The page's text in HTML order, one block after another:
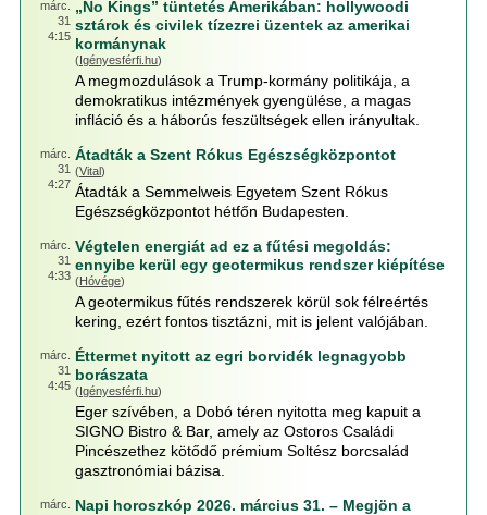
márc.
31
4:15
„No Kings” tüntetés Amerikában: hollywoodi
sztárok és civilek tízezrei üzentek az amerikai
kormánynak
(Igényesférfi.hu)
A megmozdulások a Trump-kormány politikája, a
demokratikus intézmények gyengülése, a magas
infláció és a háborús feszültségek ellen irányultak.
márc.
31
4:27
Átadták a Szent Rókus Egészségközpontot
(Vital)
Átadták a Semmelweis Egyetem Szent Rókus
Egészségközpontot hétfőn Budapesten.
márc.
31
4:33
Végtelen energiát ad ez a fűtési megoldás:
ennyibe kerül egy geotermikus rendszer kiépítése
(Hóvége)
A geotermikus fűtés rendszerek körül sok félreértés
kering, ezért fontos tisztázni, mit is jelent valójában.
márc.
31
4:45
Éttermet nyitott az egri borvidék legnagyobb
borászata
(Igényesférfi.hu)
Eger szívében, a Dobó téren nyitotta meg kapuit a
SIGNO Bistro & Bar, amely az Ostoros Családi
Pincészethez kötődő prémium Soltész borcsalád
gasztronómiai bázisa.
márc.
Napi horoszkóp 2026. március 31. – Megjön a